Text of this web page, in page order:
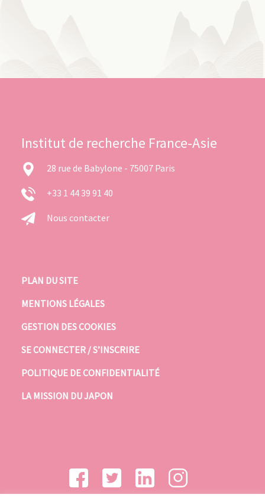
Institut de recherche France-Asie
28 rue de Babylone - 75007 Paris
+33 1 44 39 91 40
Nous contacter
PLAN DU SITE
MENTIONS LÉGALES
GESTION DES COOKIES
SE CONNECTER / S’INSCRIRE
POLITIQUE DE CONFIDENTIALITÉ
LA MISSION DU JAPON